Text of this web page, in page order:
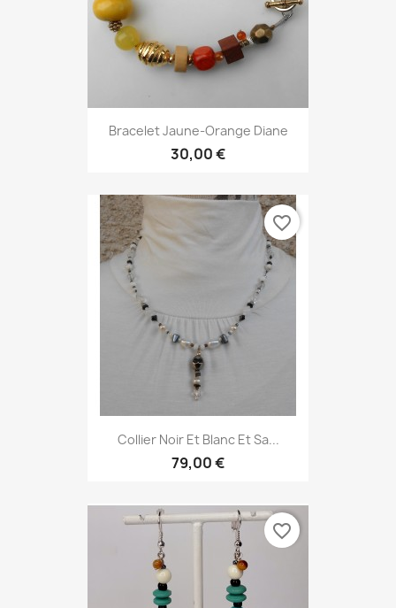
Bracelet Jaune-Orange Diane
30,00 €
Collier Noir Et Blanc Et Sa...
79,00 €
favorite_border
favorite_border